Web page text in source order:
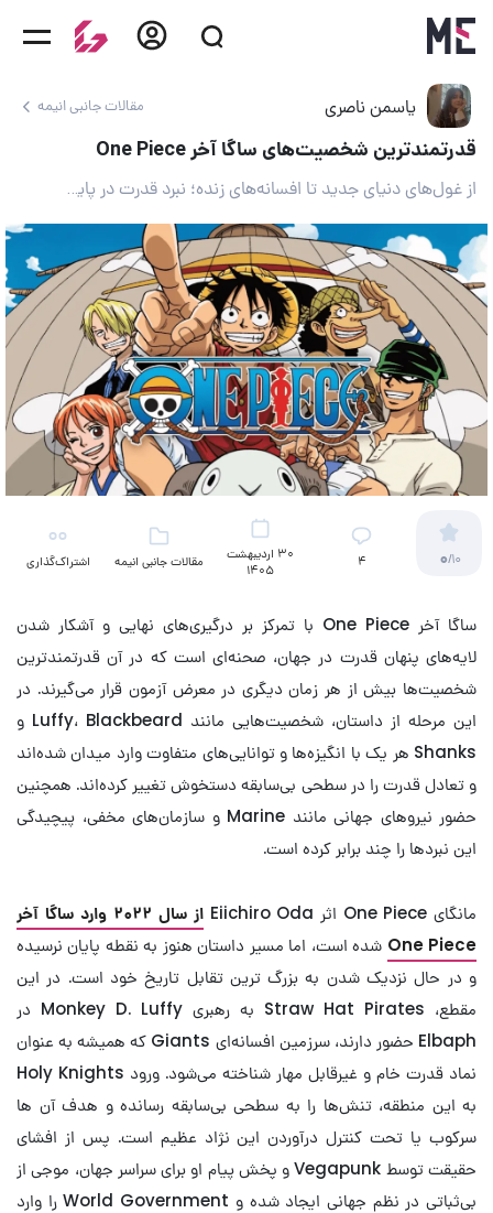
یاسمن ناصری مقالات جانبی انیمه
قدرتمندترین شخصیت‌های ساگا آخر One Piece
از غول‌های دنیای جدید تا افسانه‌های زنده؛ نبرد قدرت در پایان One Piece
0/10
4
30 اردیبهشت
1405
مقالات جانبی انیمه اشتراک‌گذاری
ساگا آخر One Piece با تمرکز بر درگیری‌های نهایی و آشکار شدن
لایه‌های پنهان قدرت در جهان، صحنه‌ای است که در آن قدرتمندترین
شخصیت‌ها بیش از هر زمان دیگری در معرض آزمون قرار می‌گیرند. در
این مرحله از داستان، شخصیت‌هایی مانند Luffy، Blackbeard و
Shanks هر یک با انگیزه‌ها و توانایی‌های متفاوت وارد میدان شده‌اند
و تعادل قدرت را در سطحی بی‌سابقه دستخوش تغییر کرده‌اند. همچنین
حضور نیروهای جهانی مانند Marine و سازمان‌های مخفی، پیچیدگی
این نبردها را چند برابر کرده است.
مانگای One Piece اثر Eiichiro Oda
از سال ۲۰۲۲ وارد ساگا آخر
One Piece شده است، اما مسیر داستان هنوز به نقطه پایان نرسیده
و در حال نزدیک شدن به بزرگ ترین تقابل تاریخ خود است. در این
مقطع، Straw Hat Pirates به رهبری Monkey D. Luffy در
Elbaph حضور دارند، سرزمین افسانه‌ای Giants که همیشه به عنوان
نماد قدرت خام و غیرقابل مهار شناخته می‌شود. ورود Holy Knights
به این منطقه، تنش‌ها را به سطحی بی‌سابقه رسانده و هدف آن ها
سرکوب یا تحت کنترل درآوردن این نژاد عظیم است. پس از افشای
حقیقت توسط Vegapunk و پخش پیام او برای سراسر جهان، موجی از
بی‌ثباتی در نظم جهانی ایجاد شده و World Government را وارد